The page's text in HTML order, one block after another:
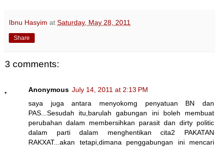
Ibnu Hasyim at Saturday, May 28, 2011
Share
3 comments:
Anonymous July 14, 2011 at 2:13 PM
saya juga antara menyokomg penyatuan BN dan
PAS...Sesudah itu,barulah gabungan ini boleh membuat
perubahan dalam membersihkan parasit dan dirty politic
dalam parti dalam menghentikan cita2 PAKATAN
RAKXAT...akan tetapi,dimana penggabungan ini mencari